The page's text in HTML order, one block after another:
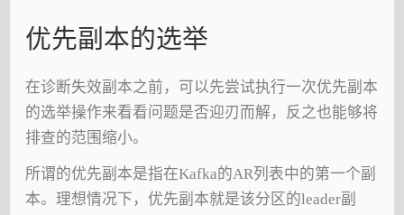
优先副本的选举
在诊断失效副本之前，可以先尝试执行一次优先副本
的选举操作来看看问题是否迎刃而解，反之也能够将
排查的范围缩小。
所谓的优先副本是指在Kafka的AR列表中的第一个副
本。理想情况下，优先副本就是该分区的leader副